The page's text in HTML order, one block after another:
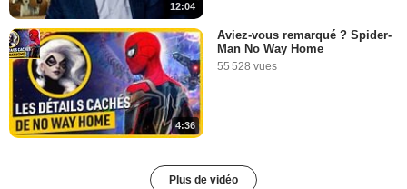
12:04
4:36
Aviez-vous remarqué ? Spider-
Man No Way Home
55 528 vues
Plus de vidéo